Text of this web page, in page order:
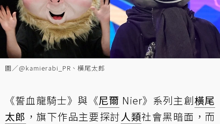
圖／@kamierabi_PR、橫尾太郎
《誓血龍騎士》與《尼爾 Nier》系列主創橫尾
太郎 ，旗下作品主要探討人類社會黑暗面，而